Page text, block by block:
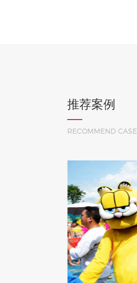
推荐案例
RECOMMEND CASE